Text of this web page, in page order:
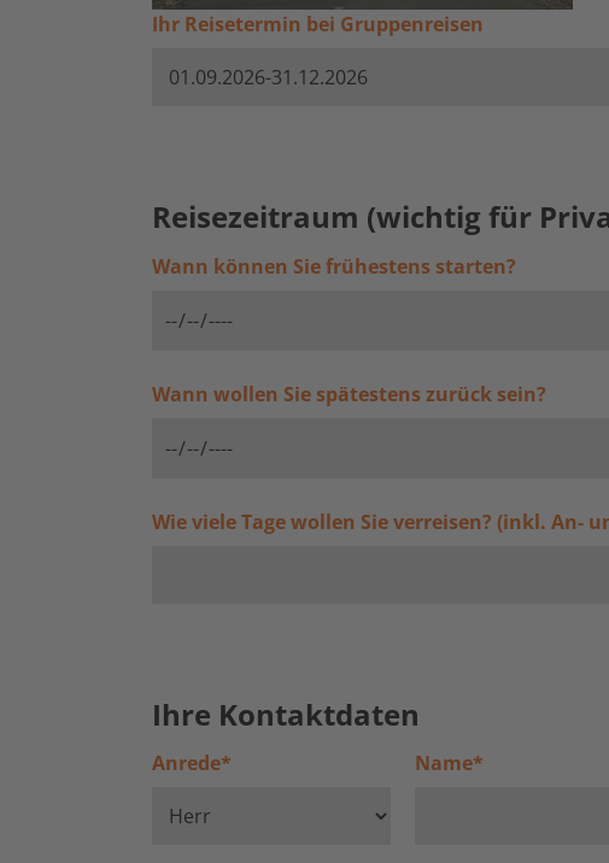
Ihr Reisetermin bei Gruppenreisen
Reisezeitraum (wichtig für
Wann können Sie frühestens starten?
Wann wollen Sie spätestens zurück sein?
Wie viele Tage wollen Sie verreisen? (inkl. An-
Ihre Kontaktdaten
Anrede* Name*